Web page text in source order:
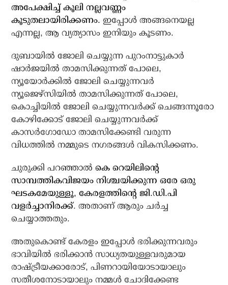
അപേക്ഷിച്ച് കൂലി നല്ലവണ്ണം
കൂടുതലായിരിക്കണം. ഇപ്പോള്‍ അങ്ങനെയല്ല
എന്നല്ല, ആ വ്യത്യാസം ഇനിയും കൂടണം.
ദുബായില്‍ ജോലി ചെയ്യുന്ന പുറംനാട്ടുകാര്‍
ഷാര്‍ജയില്‍ താമസിക്കുന്നത് പോലെ,
ന്യൂയോര്‍ക്കില്‍ ജോലി ചെയ്യുന്നവര്‍
ന്യൂജെഴ്‌സിയില്‍ താമസിക്കുന്നത് പോലെ,
കൊച്ചിയില്‍ ജോലി ചെയ്യുന്നവര്‍ക്ക് ചെങ്ങന്നൂരോ
കോഴിക്കോട് ജോലി ചെയ്യുന്നവര്‍ക്ക്
കാസര്‍ഗോഡോ താമസിക്കേണ്ടി വരുന്ന
വിധത്തില്‍ നമ്മുടെ നഗരങ്ങള്‍ വികസിക്കണം.
ചുരുക്കി പറഞ്ഞാല്‍കെ റെയിലിന്റെ
സാമ്പത്തികവിജയം നിശ്ചയിക്കുന്ന ഒരേ ഒരു
ഘടകമേയുള്ളൂ, കേരളത്തിന്റെ ജി.ഡി.പി
വളര്‍ച്ചാനിരക്ക്. അതാണ് ആരും ചര്‍ച്ച
ചെയ്യാത്തതും.
അതുകൊണ്ട് കേരളം ഇപ്പോള്‍ ഭരിക്കുന്നവരും
ഭാവിയില്‍ ഭരിക്കാന്‍ സാധ്യതയുള്ളവരുമായ
രാഷ്ട്രീയക്കാരോട്, പിണറായിയോടായാലും
സതീശനോടായാലും നമ്മള്‍ ചോദിക്കേണ്ട